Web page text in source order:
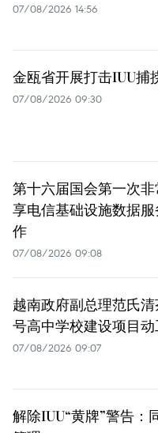
07/08/2026 14:56
金瓯省开展打击IUU捕
07/08/2026 09:30
第十六届国会第一次
享电信基础设施数据
作
07/08/2026 09:08
越南政府副总理范氏
号高中学校建设项目
07/08/2026 09:07
解除IUU“黄牌”警告：